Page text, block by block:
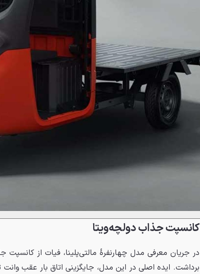
کانسپت جذاب دولچه‌ویتا
در جریان معرفی مدل چهارنفرهٔ مالتی‌پلینا، فیات از کانسپت
برداشت. ایده اصلی در این مدل، جایگزینی اتاق بار عقب